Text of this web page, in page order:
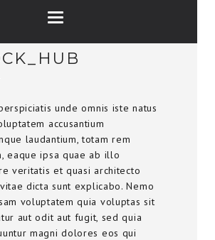
unde omnis iste natus
accusantium
laudantium, totam rem
eaque ipsa quae ab illo
veritatis et quasi architecto
dicta sunt explicabo. Nemo
voluptatem quia voluptas sit
aut odit aut fugit, sed quia
magni dolores eos qui